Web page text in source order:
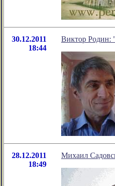
30.12.2011
18:44
Виктор Родин:
28.12.2011
18:49
Михаил